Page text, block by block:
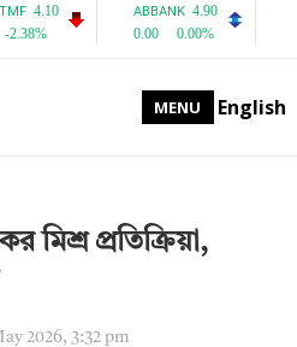
MENU English
মিশ্র প্রতিক্রিয়া,
2026, 3:32 pm